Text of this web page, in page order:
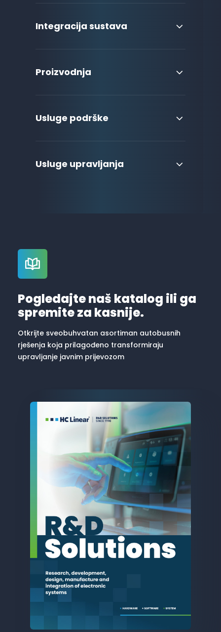
Integracija sustava
Proizvodnja
Usluge podrške
Usluge upravljanja
Pogledajte naš katalog ili ga
spremite za kasnije.
Otkrijte sveobuhvatan asortiman autobusnih
rješenja koja prilagođeno transformiraju
upravljanje javnim prijevozom